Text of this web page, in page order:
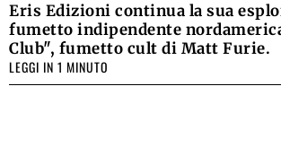
Eris Edizioni continua la sua
fumetto indipendente
Club", fumetto cult di Matt Furie.
LEGGI IN 1 MINUTO